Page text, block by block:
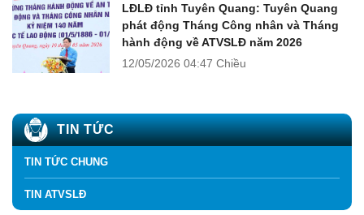
LĐLĐ tỉnh Tuyên Quang: Tuyên Quang
phát động Tháng Công nhân và Tháng
hành động về ATVSLĐ năm 2026
12/05/2026 04:47 Chiều
TIN TỨC
TIN TỨC CHUNG
TIN ATVSLĐ